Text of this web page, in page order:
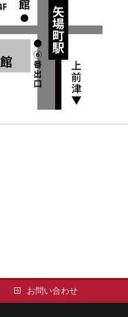
お問い合わせ